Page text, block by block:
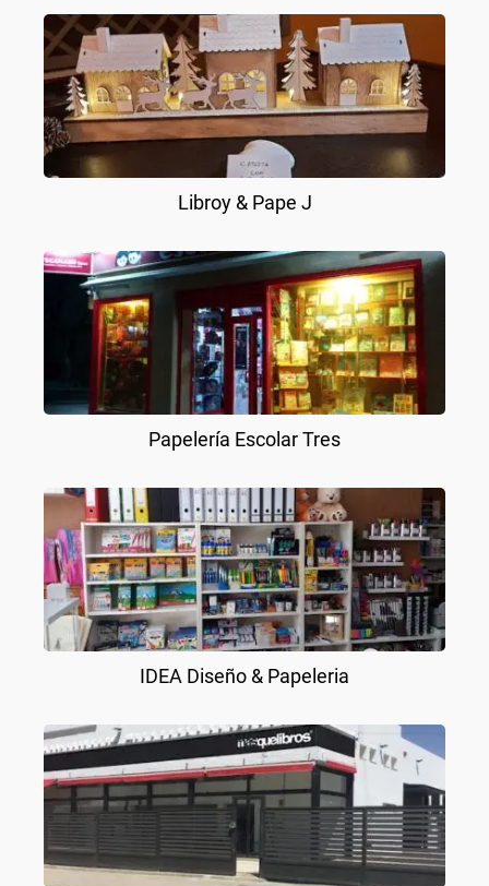
Libroy & Pape J
Papelería Escolar Tres
IDEA Diseño & Papeleria